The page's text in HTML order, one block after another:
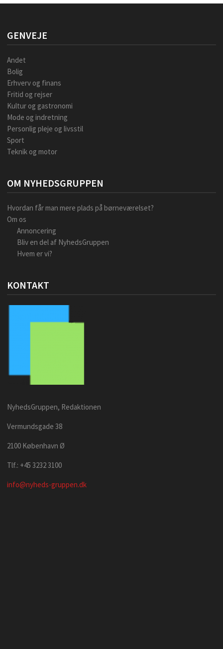
GENVEJE
Andet
Bolig
Erhverv og finans
Fritid og rejser
Kultur og gastronomi
Mode og indretning
Personlig pleje og livsstil
Sport
Teknik og motor
OM NYHEDSGRUPPEN
Hvordan får man mere plads på børneværelset?
Om os
Annoncering
Bliv en del af NyhedsGruppen
Hvem er vi?
KONTAKT
NyhedsGruppen, Redaktionen
Vermundsgade 38
2100 København Ø
Tlf.: +45 3232 3100
info@nyheds-gruppen.dk